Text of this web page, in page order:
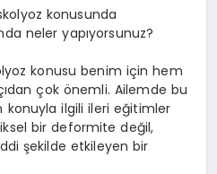
konusunda
neler yapıyorsunuz?
konusu benim için hem
çok önemli. Ailemde bu
konuyla ilgili ileri eğitimler
bir deformite değil,
şekilde etkileyen bir